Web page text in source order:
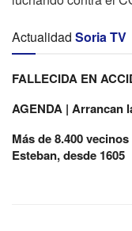
Actualidad Soria TV
FALLECIDA EN
AGENDA | Arrancan
Más de 8.400
Esteban, desde 1605